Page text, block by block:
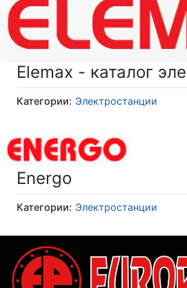
Elemax - каталог
Категории: Электростанции
Energo
Категории: Электростанции